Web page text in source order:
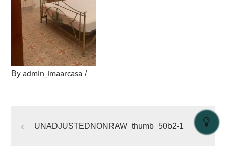
Byadmin_imaarcasa
Navigace
UNADJUSTEDNONRAW_thumb_50b2-1